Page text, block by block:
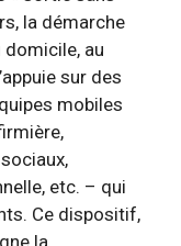
la démarche
domicile, au
sur des
mobiles
etc. – qui
Ce dispositif,